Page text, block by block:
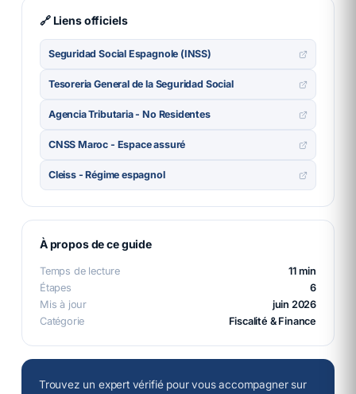
🔗 Liens officiels
Seguridad Social Espagnole (INSS)
Tesoreria General de la Seguridad Social
Agencia Tributaria - No Residentes
CNSS Maroc - Espace assuré
Cleiss - Régime espagnol
À propos de ce guide
Temps de lecture
11 min
Étapes
6
Mis à jour
juin 2026
Catégorie
Fiscalité & Finance
Trouvez un expert vérifié pour vous accompagner sur